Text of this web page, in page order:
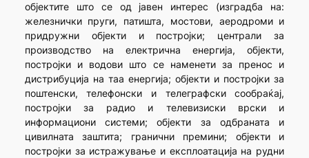
објектите што се од јавен интерес (изградба на:
железнички пруги, патишта, мостови, аеродроми и
придружни објекти и постројки; централи за
производство на електрична енергија, објекти,
постројки и водови што се наменети за пренос и
дистрибуција на таа енергија; објекти и постројки за
поштенски, телефонски и телеграфски сообраќај,
постројки за радио и телевизиски врски и
информациони системи; објекти за одбраната и
цивилната заштита; гранични премини; објекти и
постројки за истражување и експлоатација на рудни